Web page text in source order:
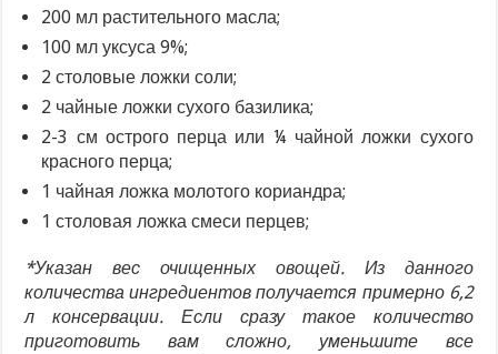
200 мл растительного масла;
100 мл уксуса 9%;
2 столовые ложки соли;
2 чайные ложки сухого базилика;
2-3 см острого перца или ¼ чайной ложки сухого
красного перца;
1 чайная ложка молотого кориандра;
1 столовая ложка смеси перцев;
*Указан вес очищенных овощей. Из данного
количества ингредиентов получается примерно 6,2
л консервации. Если сразу такое количество
приготовить вам сложно, уменьшите все